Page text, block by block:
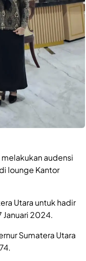
audensi
lounge Kantor
Utara untuk hadir
Januari 2024.
Sumatera Utara